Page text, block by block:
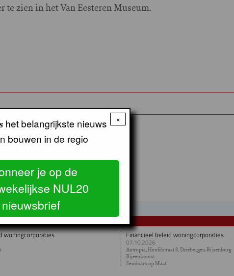
zien in het Van Eesteren Museum.
woningcorporaties Financieel beleid woningcorporaties
07.10.2026
Antropia, Hoofdstraat 8, Driebergen-Rijsenburg
Bijeenkomst
Seminars op Maat
×
het belangrijkste nieuws
bouwen in de regio
je op de
NUL20
nieuwsbrief